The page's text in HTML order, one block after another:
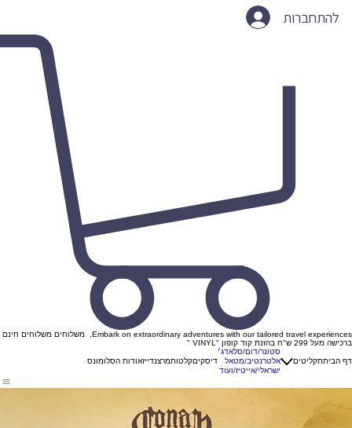
להתחברות
Embark on extraordinary adventures with our tailored travel experiences, משלוחים משלוחים חינם
ברכישה מעל 299 ש"ח בהזנת קוד קופון "VINYL "
דף הביתתקליטים
סטונר/דום/סלאדג׳
אלטרנטיב/מטאל
ישראלי/אייטיז/ועוד
דיסקיםקלטותמרצנדייזאודות הסלומונס